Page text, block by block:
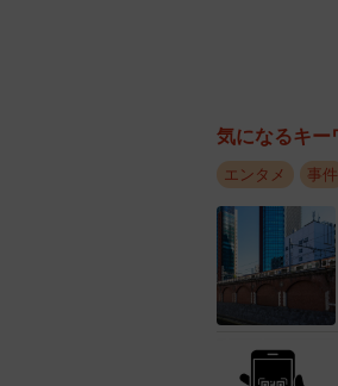
気になるキー
エンタメ 事件